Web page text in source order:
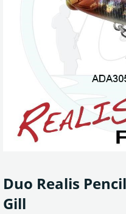
Duo Realis
Gill